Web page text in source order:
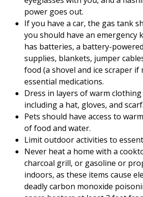
power goes out.
If you have a car, the gas tank
you should have an emergency
has batteries, a battery-
supplies, blankets, jumper
food (a shovel and ice scraper if
essential medications.
Dress in layers of warm
including a hat, gloves, and scarf.
Pets should have access to
of food and water.
Limit outdoor activities to
Never heat a home with a
charcoal grill, or gasoline or
indoors, as these items cause
deadly carbon monoxide